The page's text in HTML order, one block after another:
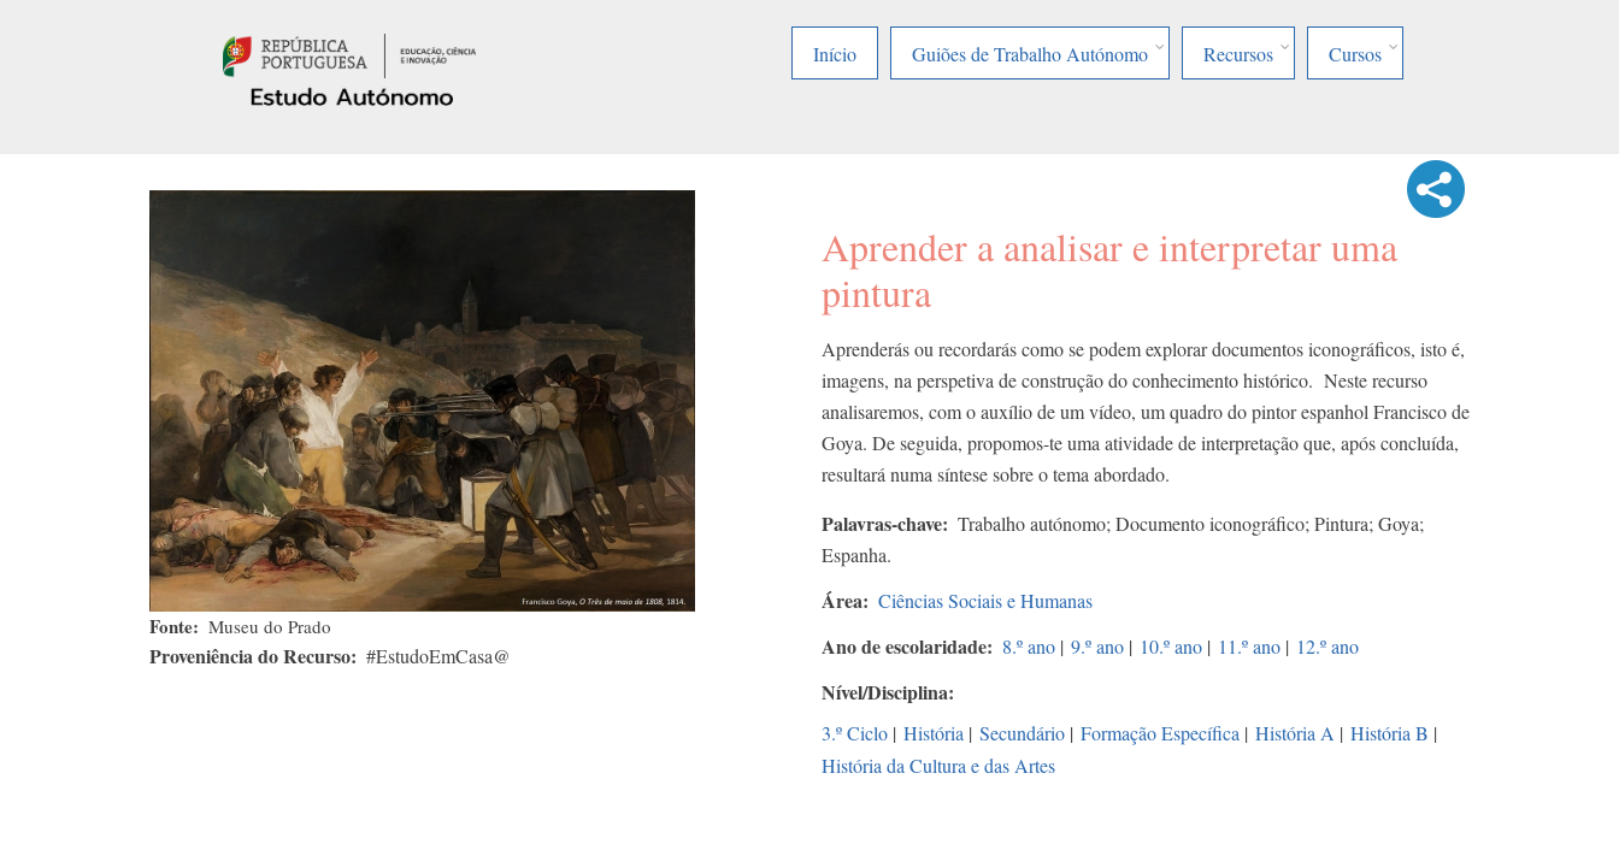
Início
Guiões de Trabalho Autónomo Recursos Cursos
Fonte Museu do Prado
Proveniência do Recurso #EstudoEmCasa@
Aprender a analisar e interpretar uma
pintura
Aprenderás ou recordarás como se podem explorar documentos iconográficos, isto é,
imagens, na perspetiva de construção do conhecimento histórico. Neste recurso
analisaremos, com o auxílio de um vídeo, um quadro do pintor espanhol Francisco de
Goya. De seguida, propomos-te uma atividade de interpretação que, após concluída,
resultará numa síntese sobre o tema abordado.
Palavras-chave
Trabalho autónomo; Documento iconográfico; Pintura; Goya;
Espanha.
Área Ciências Sociais e Humanas
Ano de escolaridade 8.º ano | 9.º ano | 10.º ano | 11.º ano | 12.º ano
Nível/Disciplina
3.º Ciclo | História | Secundário | Formação Específica | História A | História B |
História da Cultura e das Artes